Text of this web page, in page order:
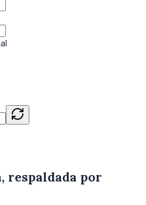
respaldada por